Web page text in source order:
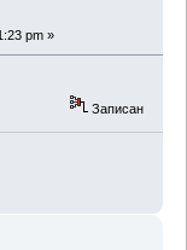
pm »
Записан